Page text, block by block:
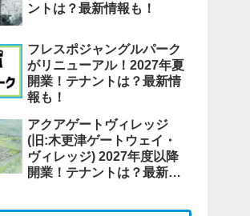
ントは？最新情報も！
フレスポジャングルパーク
がリニューアル！2027年夏
開業！テナントは？最新情
報も！
アクアゲートヴィレッジ
(旧:木更津ゲートウェイ・
ヴィレッジ) 2027年度以降
開業！テナントは？最新情